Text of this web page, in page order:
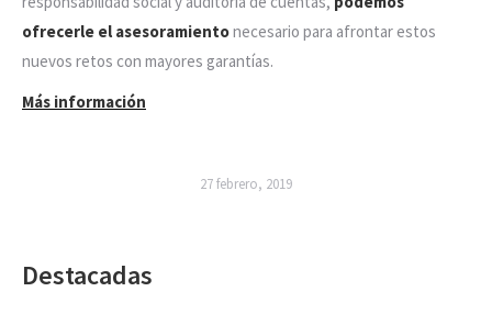
ofrecerle el asesoramientonecesario para afrontar estos
nuevos retos con mayores garantías.
Más información
27 febrero, 2019
Destacadas